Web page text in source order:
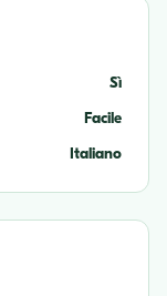
Sì
Facile
Italiano